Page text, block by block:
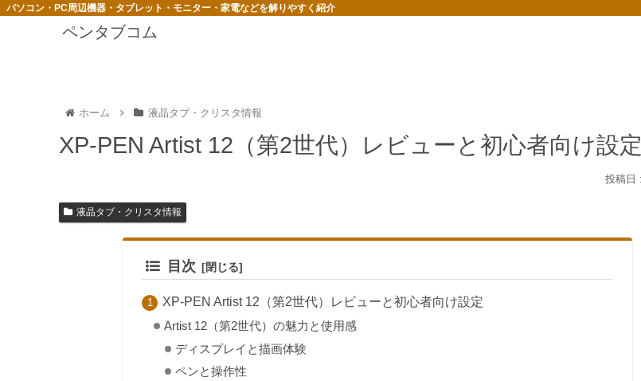
パソコン・PC周辺機器・タブレット・モニター・家電などを解りやすく紹介
ペンタブコム
ホーム 液晶タブ・クリスタ情報
XP-PEN Artist 12（第2世代）レビューと初心者向け設定
液晶タブ・クリスタ情報
目次
XP-PEN Artist 12（第2世代）レビューと初心者向け設定
Artist 12（第2世代）の魅力と使用感
ディスプレイと描画体験
ペンと操作性